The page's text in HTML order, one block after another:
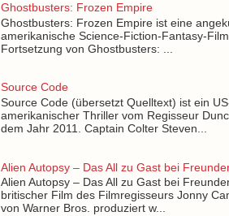
Ghostbusters: Frozen Empire
Ghostbusters: Frozen Empire ist eine
amerikanische Science-Fiction-Fantasy-
Fortsetzung von Ghostbusters: ...
Source Code
Source Code (übersetzt Quelltext) ist ein
amerikanischer Thriller vom Regisseur
dem Jahr 2011. Captain Colter Steven...
Alien Autopsy – Das All zu Gast bei
Alien Autopsy – Das All zu Gast bei
britischer Film des Filmregisseurs Jonny
von Warner Bros. produziert w...